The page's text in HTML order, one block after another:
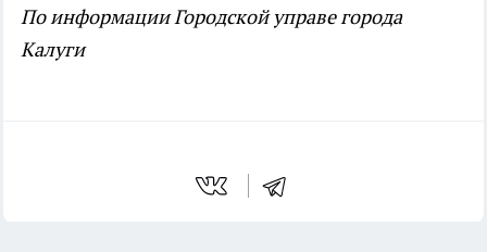
По информации Городской управе города
Калуги